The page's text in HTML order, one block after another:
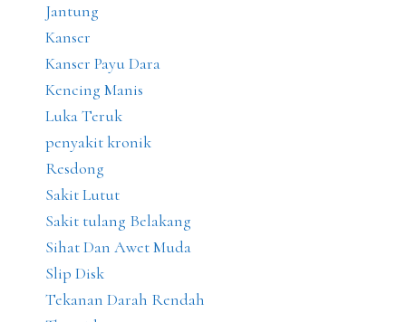
Jantung
Kanser
Kanser Payu Dara
Kencing Manis
Luka Teruk
penyakit kronik
Resdong
Sakit Lutut
Sakit tulang Belakang
Sihat Dan Awet Muda
Slip Disk
Tekanan Darah Rendah